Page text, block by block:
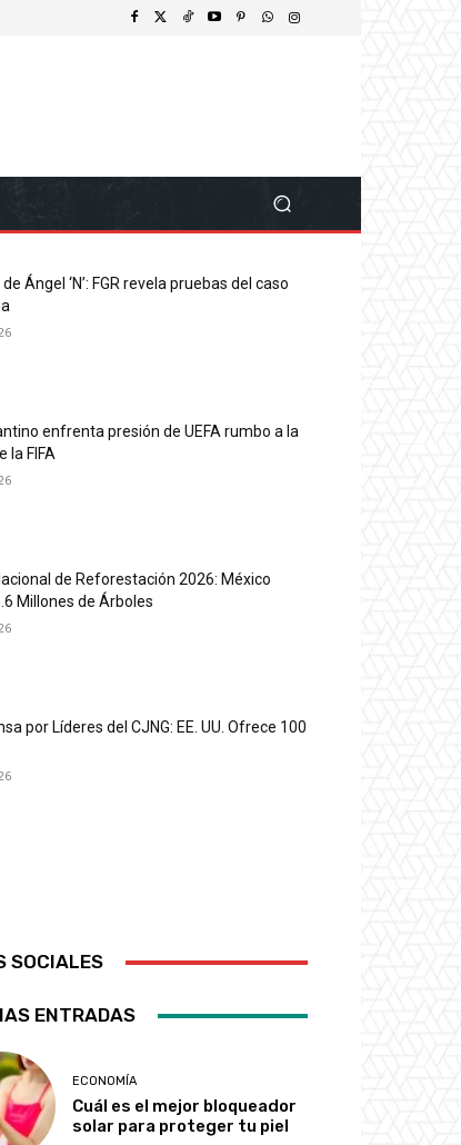
Ángel ‘N’: FGR revela pruebas del caso
enfrenta presión de UEFA rumbo a la
la FIFA
de Reforestación 2026: México
Millones de Árboles
por Líderes del CJNG: EE. UU. Ofrece 100
SOCIALES
ENTRADAS
ECONOMÍA
Cuál es el mejor bloqueador
solar para proteger tu piel